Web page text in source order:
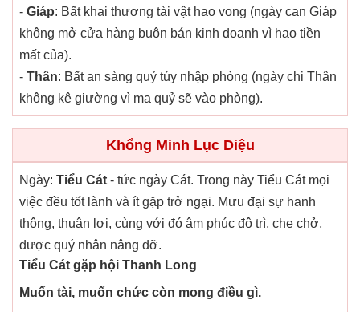
- Giáp: Bất khai thương tài vật hao vong (ngày can Giáp
không mở cửa hàng buôn bán kinh doanh vì hao tiền
mất của).
- Thân: Bất an sàng quỷ túy nhập phòng (ngày chi Thân
không kê giường vì ma quỷ sẽ vào phòng).
Khổng Minh Lục Diệu
Ngày: Tiểu Cát - tức ngày Cát. Trong này Tiểu Cát mọi
việc đều tốt lành và ít gặp trở ngại. Mưu đại sự hanh
thông, thuận lợi, cùng với đó âm phúc độ trì, che chở,
được quý nhân nâng đỡ.
Tiểu Cát gặp hội Thanh Long
Muốn tài, muốn chức còn mong điều gì.